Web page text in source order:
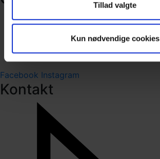
Tillad valgte
Kun nødvendige cookies
Om Wils A/S
Job hos Wils A/S
Socialt ansvar - CSR
Facebook Instagram
Kontakt